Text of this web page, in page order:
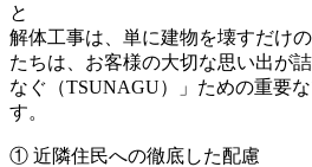
と
解体工事は、単に建物を壊すだけ
たちは、お客様の大切な思い出が
なぐ（TSUNAGU）」ための重要
す。
① 近隣住民への徹底した配慮